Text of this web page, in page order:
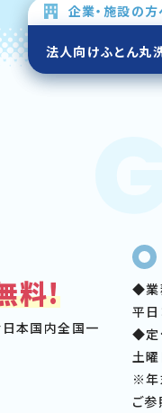
企業・施設の方
法人向けふとん丸
料!
日本国内全国一
◆業
平日
◆定
土曜
※年
ご参